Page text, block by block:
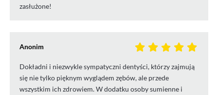
zasłużone!
Anonim
Dokładni i niezwykle sympatyczni dentyści, którzy zajmują
się nie tylko pięknym wyglądem zębów, ale przede
wszystkim ich zdrowiem. W dodatku osoby sumienne i